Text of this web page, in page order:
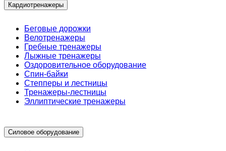
Кардиотренажеры
Беговые дорожки
Велотренажеры
Гребные тренажеры
Лыжные тренажеры
Оздоровительное оборудование
Спин-байки
Степперы и лестницы
Тренажеры-лестницы
Эллиптические тренажеры
Силовое оборудование